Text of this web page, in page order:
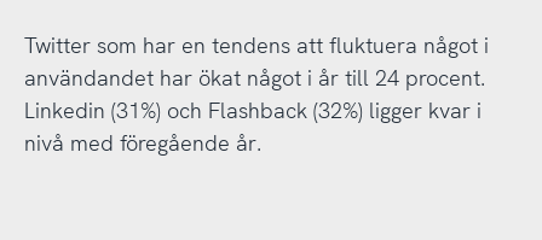
Twitter som har en tendens att fluktuera något i
användandet har ökat något i år till 24 procent.
Linkedin (31%) och Flashback (32%) ligger kvar i
nivå med föregående år.